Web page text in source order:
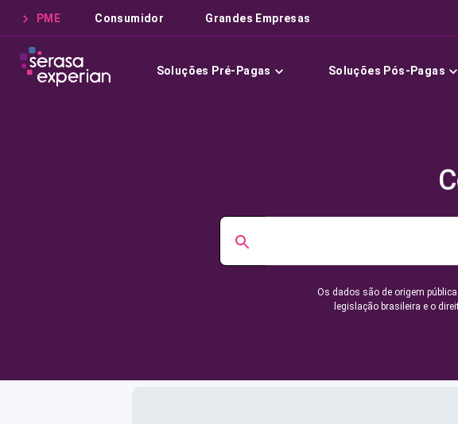
PME Consumidor Grandes Empresas
Soluções Pré-Pagas Soluções Pós-Pagas
Os dados são de origem
legislação brasileira e o